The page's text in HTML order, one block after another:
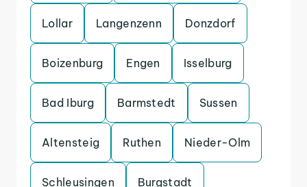
Lollar Langenzenn Donzdorf
Boizenburg Engen Isselburg
Bad Iburg Barmstedt Sussen
Altensteig Ruthen Nieder-Olm
Schleusingen Burgstadt